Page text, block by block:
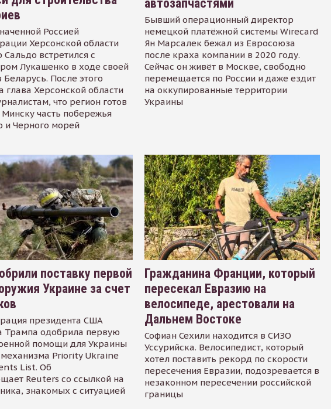
Россией
Херсонской области
встретился с
Лукашенко в ходе своей
Беларусь. После этого
глава Херсонской области
что регион готов
часть побережья
и Черного морей
автозапчастями
Бывший операционный директор
немецкой платёжной системы Wirecard
Ян Марсалек бежал из Евросоюза
после краха компании в 2020 году.
Сейчас он живёт в Москве, свободно
перемещается по России и даже ездит
на оккупированные территории
Украины
поставку первой
Украине за счет
президента США
Трампа одобрила первую
помощи для Украины
Priority Ukraine
List. Об
Reuters со ссылкой на
знакомых с ситуацией
Гражданина Франции, который
пересекал Евразию на
велосипеде, арестовали на
Дальнем Востоке
Софиан Сехили находится в СИЗО
Уссурийска. Велосипедист, который
хотел поставить рекорд по скорости
пересечения Евразии, подозревается в
незаконном пересечении российской
границы